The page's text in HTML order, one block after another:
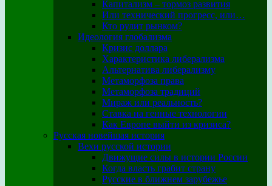
Капитализм – тормоз развития
Или технический прогресс, или…
Кто рулит рынком?
Идеология глобализма
Кризис доллара
Характеристика либерализма
Альтернатива либерализму
Метаморфоза права
Метаморфоза традиций
Мираж или реальность?
Ставка на генные технологии
Как Европе выйти из кризиса?
Русская новейшая история
Вехи русской истории
Движущие силы в истории России
Когда власть грабит страну
Русские в ближнем зарубежье